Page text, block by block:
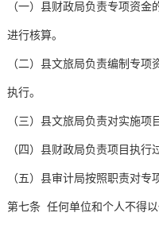
（一）县财政局负责专项资
进行核算。
（二）县文旅局负责编制专
执行。
（三）县文旅局负责对实施项
（四）县财政局负责项目执行
（五）县审计局按照职责对专
第七条 任何单位和个人不得